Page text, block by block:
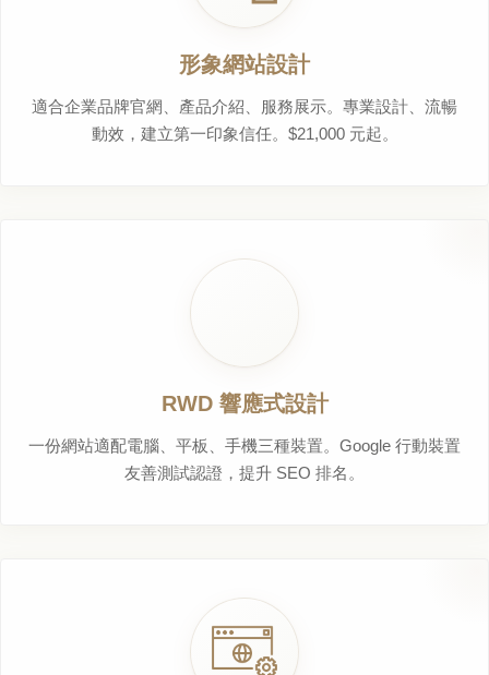
形象網站設計
適合企業品牌官網、產品介紹、服務展示。專業設計、流暢
動效，建立第一印象信任。$21,000 元起。
RWD 響應式設計
一份網站適配電腦、平板、手機三種裝置。Google 行動裝置
友善測試認證，提升 SEO 排名。